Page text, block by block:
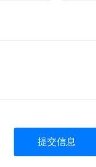
提交信息